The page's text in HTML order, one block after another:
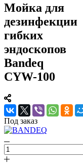
Мойка для
дезинфекции
гибких
эндоскопов
Bandeq
CYW-100
Под заказ